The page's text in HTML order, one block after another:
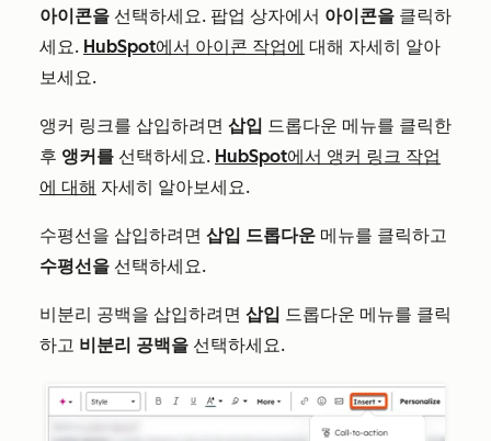
아이콘을 선택하세요. 팝업 상자에서 아이콘을 클릭하
세요. HubSpot에서 아이콘 작업에 대해 자세히 알아
보세요.
앵커 링크를 삽입하려면 삽입 드롭다운 메뉴를 클릭한
후 앵커를 선택하세요. HubSpot에서 앵커 링크 작업
에 대해 자세히 알아보세요.
수평선을 삽입하려면 삽입 드롭다운 메뉴를 클릭하고
수평선을 선택하세요.
비분리 공백을 삽입하려면 삽입 드롭다운 메뉴를 클릭
하고 비분리 공백을 선택하세요.